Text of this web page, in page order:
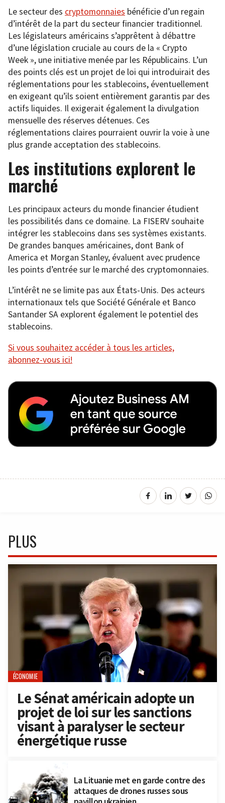
Le secteur des cryptomonnaies bénéficie d’un regain
d’intérêt de la part du secteur financier traditionnel.
Les législateurs américains s’apprêtent à débattre
d’une législation cruciale au cours de la « Crypto
Week », une initiative menée par les Républicains. L’un
des points clés est un projet de loi qui introduirait des
réglementations pour les stablecoins, éventuellement
en exigeant qu’ils soient entièrement garantis par des
actifs liquides. Il exigerait également la divulgation
mensuelle des réserves détenues. Ces
réglementations claires pourraient ouvrir la voie à une
plus grande acceptation des stablecoins.
Les institutions explorent le
marché
Les principaux acteurs du monde financier étudient
les possibilités dans ce domaine. La FISERV souhaite
intégrer les stablecoins dans ses systèmes existants.
De grandes banques américaines, dont Bank of
America et Morgan Stanley, évaluent avec prudence
les points d’entrée sur le marché des cryptomonnaies.
L’intérêt ne se limite pas aux États-Unis. Des acteurs
internationaux tels que Société Générale et Banco
Santander SA explorent également le potentiel des
stablecoins.
Si vous souhaitez accéder à tous les articles,
abonnez-vous ici!
PLUS
ÉCONOMIE
Le Sénat américain adopte un
projet de loi sur les sanctions
visant à paralyser le secteur
énergétique russe
La Lituanie met en garde contre des
attaques de drones russes sous